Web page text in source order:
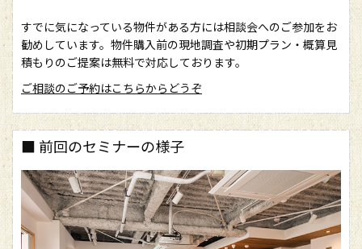
すでに気になっている物件がある方には相談会へのご参加をお
勧めしています。物件購入前の現地調査や初期プラン・概算見
積もりのご提案は無料で対応しております。
ご相談のご予約はこちらからどうぞ
■ 前回のセミナーの様子